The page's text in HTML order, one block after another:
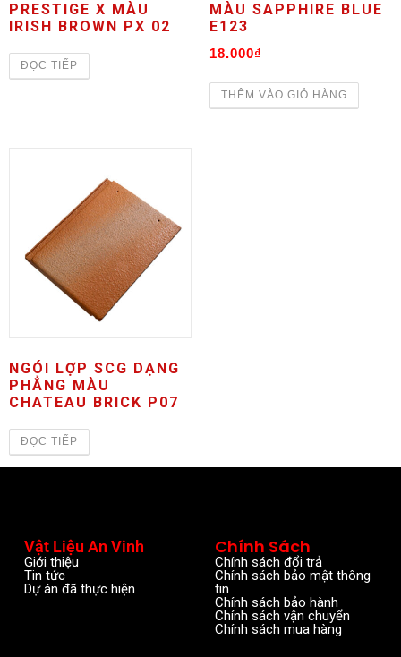
PRESTIGE X MÀU
IRISH BROWN PX 02
ĐỌC TIẾP
MÀU SAPPHIRE BLUE
E123
18.000₫
THÊM VÀO GIỎ HÀNG
NGÓI LỢP SCG DẠNG
PHẲNG MÀU
CHATEAU BRICK P07
ĐỌC TIẾP
Vật Liệu An Vinh
Giới thiệu
Tin tức
Dự án đã thực hiện
Chính Sách
Chính sách đổi trả
Chính sách bảo mật thông
tin
Chính sách bảo hành
Chính sách vận chuyển
Chính sách mua hàng